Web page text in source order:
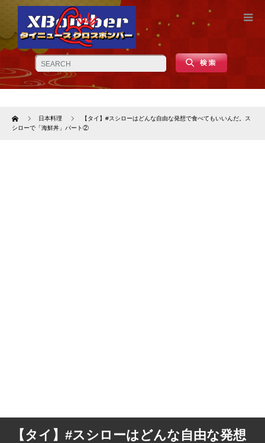
Home 日本料理
【タイ】#スシローはどんな自由な発想で食べてもいいんだ。ス
シローで「海鮮丼」パート②
【タイ】#スシローはどんな自由な発想